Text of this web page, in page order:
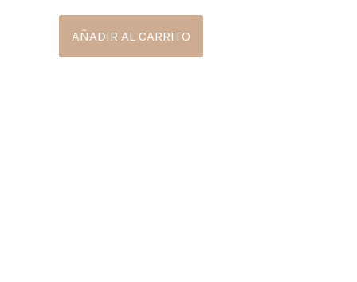
AÑADIR AL CARRITO